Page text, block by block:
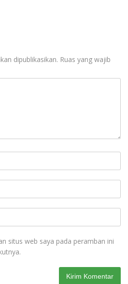
dipublikasikan. Ruas yang wajib
situs web saya pada peramban ini